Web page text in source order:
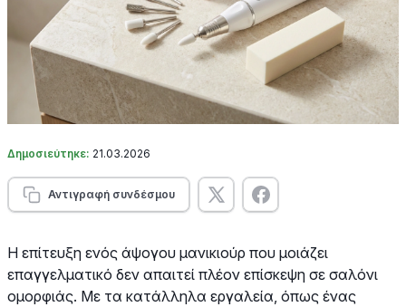
Δημοσιεύτηκε: 21.03.2026
Αντιγραφή συνδέσμου
Η επίτευξη ενός άψογου μανικιούρ που μοιάζει
επαγγελματικό δεν απαιτεί πλέον επίσκεψη σε σαλόνι
ομορφιάς. Με τα κατάλληλα εργαλεία, όπως ένας